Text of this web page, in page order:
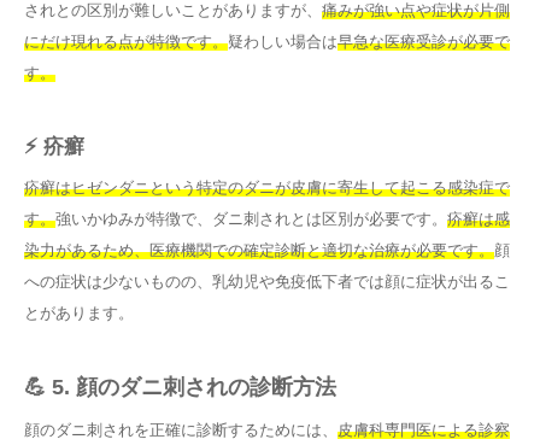
されとの区別が難しいことがありますが、 痛みが強い点や症状が片側
にだけ現れる点が特徴です。疑わしい場合は早急な医療受診が必要で
す。
⚡ 疥癬
疥癬はヒゼンダニという特定のダニが皮膚に寄生して起こる感染症で
す。強いかゆみが特徴で、ダニ刺されとは区別が必要です。 疥癬は感
染力があるため、医療機関での確定診断と適切な治療が必要です。顔
への症状は少ないものの、乳幼児や免疫低下者では顔に症状が出るこ
とがあります。
💪 5. 顔のダニ刺されの診断方法
顔のダニ刺されを正確に診断するためには、 皮膚科専門医による診察